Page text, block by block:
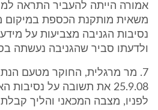
אמורה הייתה להעביר התראה
משאית מותקנת הכספת במיקום
נסיבות הגניבה מצביעות על
ולדעתו סביר שהגניבה נעשתה
7. מר מרגלית, החוקר מטעם
25.9.08 את תשובה על
לפניו, מצבה המכאני והליך